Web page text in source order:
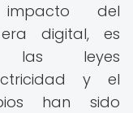
del
digital, es
las leyes
y el
han sido